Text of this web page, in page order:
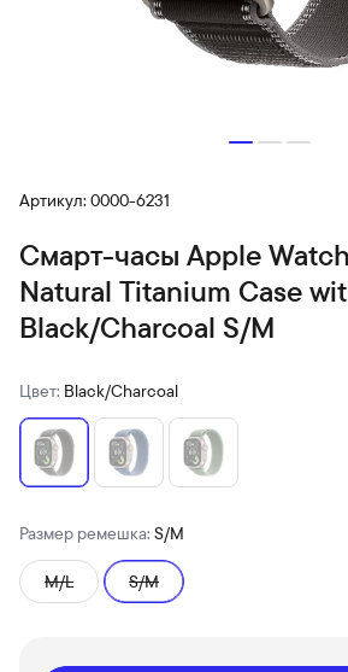
Артикул: 0000-6231
Смарт-часы Apple
Natural Titanium Case
Black/Charcoal S/M
Цвет: Black/Charcoal
Размер ремешка: S/M
M/L S/M